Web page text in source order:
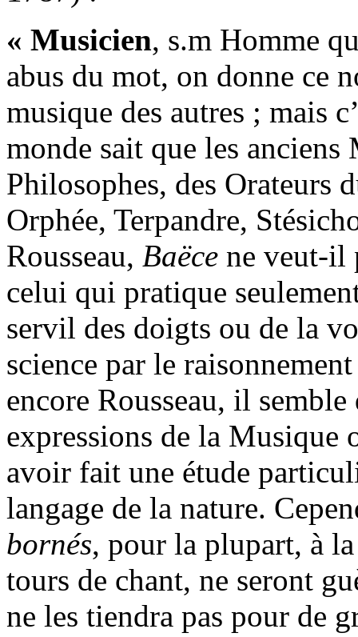
« Musicien, s.m Homme
abus du mot, on donne ce
musique des autres ; mais
monde sait que les anciens
Philosophes, des Orateurs
Orphée, Terpandre,
Rousseau, Baëce ne veut-il
celui qui pratique
servil des doigts ou de la
science par le
encore Rousseau, il
expressions de la
avoir fait une étude
langage de la nature.
bornés, pour la plupart, à
tours de chant, ne seront
ne les tiendra pas pour de